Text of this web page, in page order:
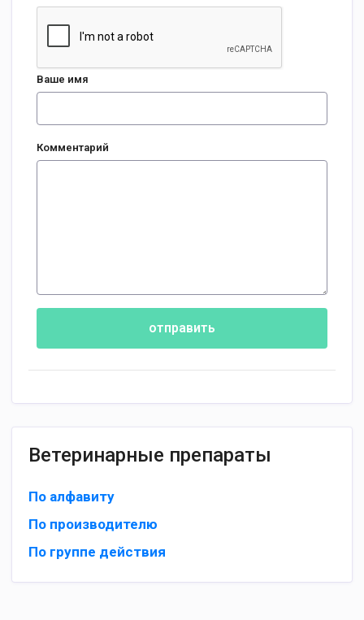
Ваше имя
Комментарий
отправить
Ветеринарные препараты
По алфавиту
По производителю
По группе действия